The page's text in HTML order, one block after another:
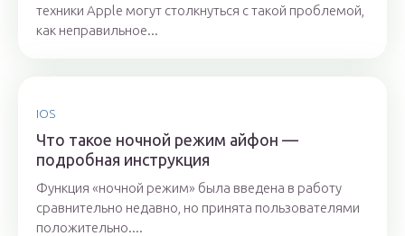
техники Apple могут столкнуться с такой проблемой,
как неправильное...
IOS
Что такое ночной режим айфон —
подробная инструкция
Функция «ночной режим» была введена в работу
сравнительно недавно, но принята пользователями
положительно....